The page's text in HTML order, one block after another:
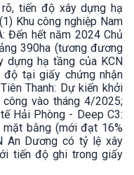
tiến độ xây dựng hạ
Khu công nghiệp Nam
Đến hết năm 2024 Chủ
390ha (tương đương
dựng hạ tầng của KCN
tại giấy chứng nhận
Thanh: Dự kiến khởi
vào tháng 4/2025;
Hải Phòng - Deep C3:
bằng (mới đạt 16%
An Dương có tỷ lệ xây
tiến độ ghi trong giấy